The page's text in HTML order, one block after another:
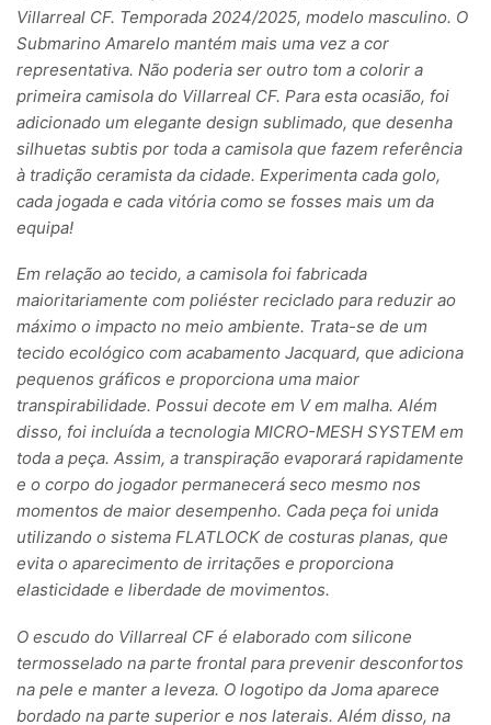
Villarreal CF. Temporada 2024/2025, modelo masculino. O
Submarino Amarelo mantém mais uma vez a cor
representativa. Não poderia ser outro tom a colorir a
primeira camisola do Villarreal CF. Para esta ocasião, foi
adicionado um elegante design sublimado, que desenha
silhuetas subtis por toda a camisola que fazem referência
à tradição ceramista da cidade. Experimenta cada golo,
cada jogada e cada vitória como se fosses mais um da
equipa!
Em relação ao tecido, a camisola foi fabricada
maioritariamente com poliéster reciclado para reduzir ao
máximo o impacto no meio ambiente. Trata-se de um
tecido ecológico com acabamento Jacquard, que adiciona
pequenos gráficos e proporciona uma maior
transpirabilidade. Possui decote em V em malha. Além
disso, foi incluída a tecnologia MICRO-MESH SYSTEM em
toda a peça. Assim, a transpiração evaporará rapidamente
e o corpo do jogador permanecerá seco mesmo nos
momentos de maior desempenho. Cada peça foi unida
utilizando o sistema FLATLOCK de costuras planas, que
evita o aparecimento de irritações e proporciona
elasticidade e liberdade de movimentos.
O escudo do Villarreal CF é elaborado com silicone
termosselado na parte frontal para prevenir desconfortos
na pele e manter a leveza. O logotipo da Joma aparece
bordado na parte superior e nos laterais. Além disso, na